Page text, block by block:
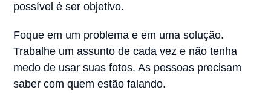
possível é ser objetivo.
Foque em um problema e em uma solução.
Trabalhe um assunto de cada vez e não tenha
medo de usar suas fotos. As pessoas precisam
saber com quem estão falando.